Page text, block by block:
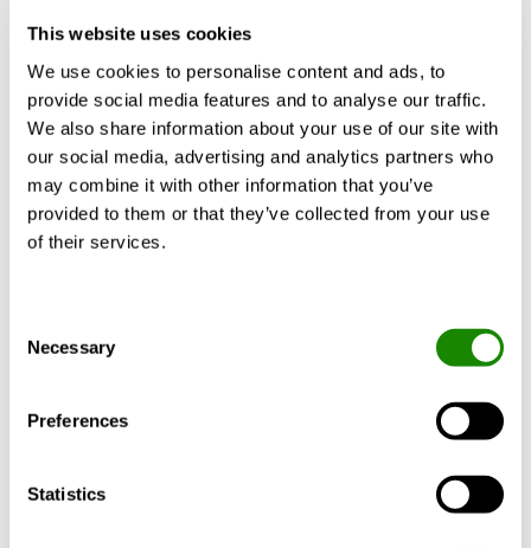
This website uses cookies
We use cookies to personalise content and ads, to
provide social media features and to analyse our traffic.
We also share information about your use of our site with
our social media, advertising and analytics partners who
may combine it with other information that you’ve
provided to them or that they’ve collected from your use
of their services.
Selection
Necessary
Preferences
Statistics
Temperaturanforderungen.
Multilogic
Synchronisierte Steuerung mehrerer GOLD-
Lüftungsgeräte für mehr Flexibilität, Redundanz
Direktverdampfungsgeräten (DX-
Kältemaschinen-/Wärmepumpenaggregat.